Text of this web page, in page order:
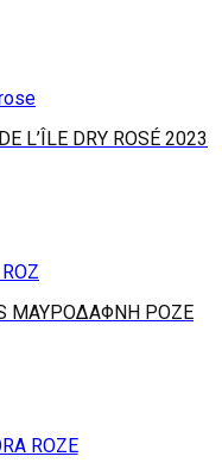
L’ÎLE DRY ROSÉ 2023
ΜΑΥΡΟΔΆΦΝΗ ΡΟΖΈ